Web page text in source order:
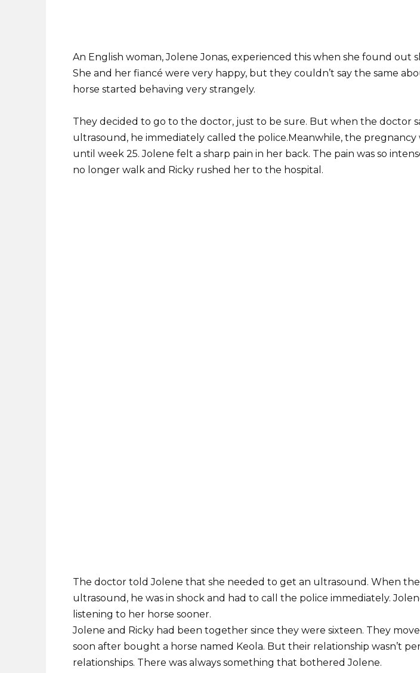
An English woman, Jolene Jonas, experienced this when she found out
She and her fiancé were very happy, but they couldn’t say the same
horse started behaving very strangely.
They decided to go to the doctor, just to be sure. But when the doctor
ultrasound, he immediately called the police. Meanwhile, the pregnancy
until week 25. Jolene felt a sharp pain in her back. The pain was so
no longer walk and Ricky rushed her to the hospital.
The doctor told Jolene that she needed to get an ultrasound. When
ultrasound, he was in shock and had to call the police immediately.
listening to her horse sooner.
Jolene and Ricky had been together since they were sixteen. They
soon after bought a horse named Keola. But their relationship wasn’t
relationships. There was always something that bothered Jolene.